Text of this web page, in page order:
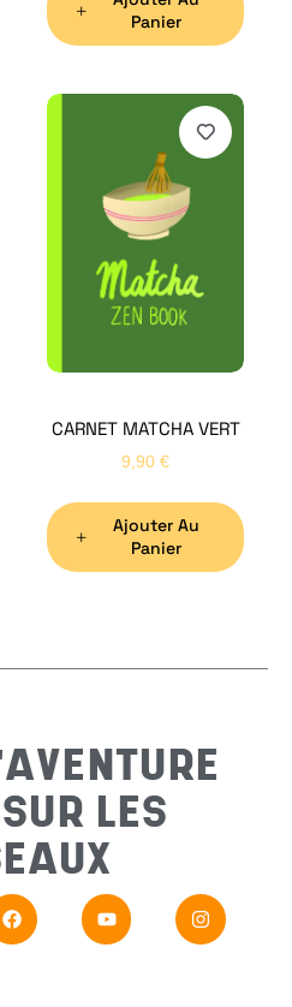
Panier
CARNET MATCHA VERT
9,90 €
Ajouter Au
Panier
LES